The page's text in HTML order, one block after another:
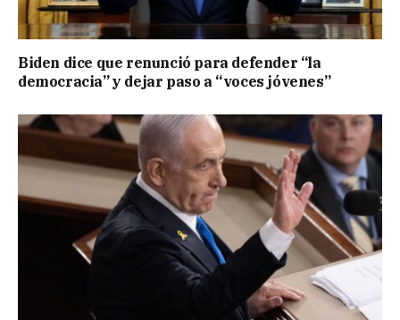
Biden dice que renunció para defender “la
democracia” y dejar paso a “voces jóvenes”